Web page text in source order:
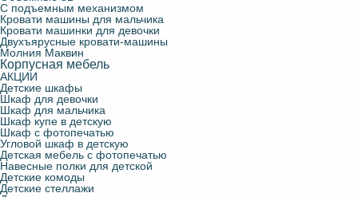
С подъемным механизмом
Кровати машины для мальчика
Кровати машинки для девочки
Двухъярусные кровати-машины
Молния Маквин
Корпусная мебель
АКЦИИ
Детские шкафы
Шкаф для девочки
Шкаф для мальчика
Шкаф купе в детскую
Шкаф с фотопечатью
Угловой шкаф в детскую
Детская мебель с фотопечатью
Навесные полки для детской
Детские комоды
Детские стеллажи